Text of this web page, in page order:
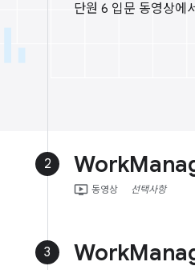
단원 6 입문 동영상에
2
ondemand_video 동영상 선택사항
3